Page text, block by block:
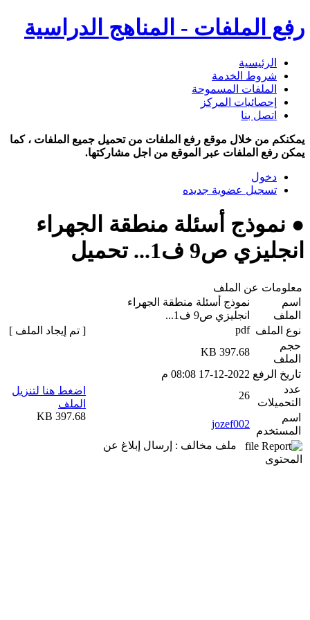
رفع الملفات - المناهج الدراسية
الرئيسية
شروط الخدمة
الملفات المسموحة
إحصائيات المركز
اتصل بنا
يمكنكم من خلال موقع رفع الملفات من تحميل جميع الملفات ، كما
يمكن رفع الملفات عبر الموقع من اجل مشاركتها.
دخول
تسجيل عضوية جديده
● نموذج أسئلة منطقة الجهراء
انجليزي ص9 ف1... تحميل
معلومات عن الملف
اسم
الملف
نموذج أسئلة منطقة الجهراء
انجليزي ص9 ف1...
نوع الملف pdf
حجم
الملف
397.68 KB
تاريخ الرفع 17-12-2022 08:08 م
عدد
التحميلات
26
اسم
المستخدم
jozef002
ملف مخالف : إرسال إبلاغ عن
المحتوى
[ تم إيجاد الملف ]
اضغط هنا لتنزيل
الملف
397.68 KB